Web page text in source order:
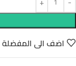
اضف الى المفضلة